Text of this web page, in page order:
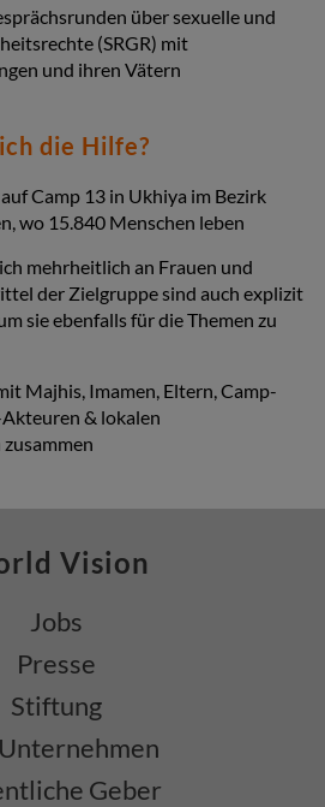
über sexuelle und
(SRGR) mit
und ihren Vätern
die Hilfe?
Camp 13 in Ukhiya im Bezirk
wo 15.840 Menschen leben
mehrheitlich an Frauen und
der Zielgruppe sind auch explizit
sie ebenfalls für die Themen zu
Majhis, Imamen, Eltern, Camp-
& lokalen
Vision
Jobs
Presse
Stiftung
Geber